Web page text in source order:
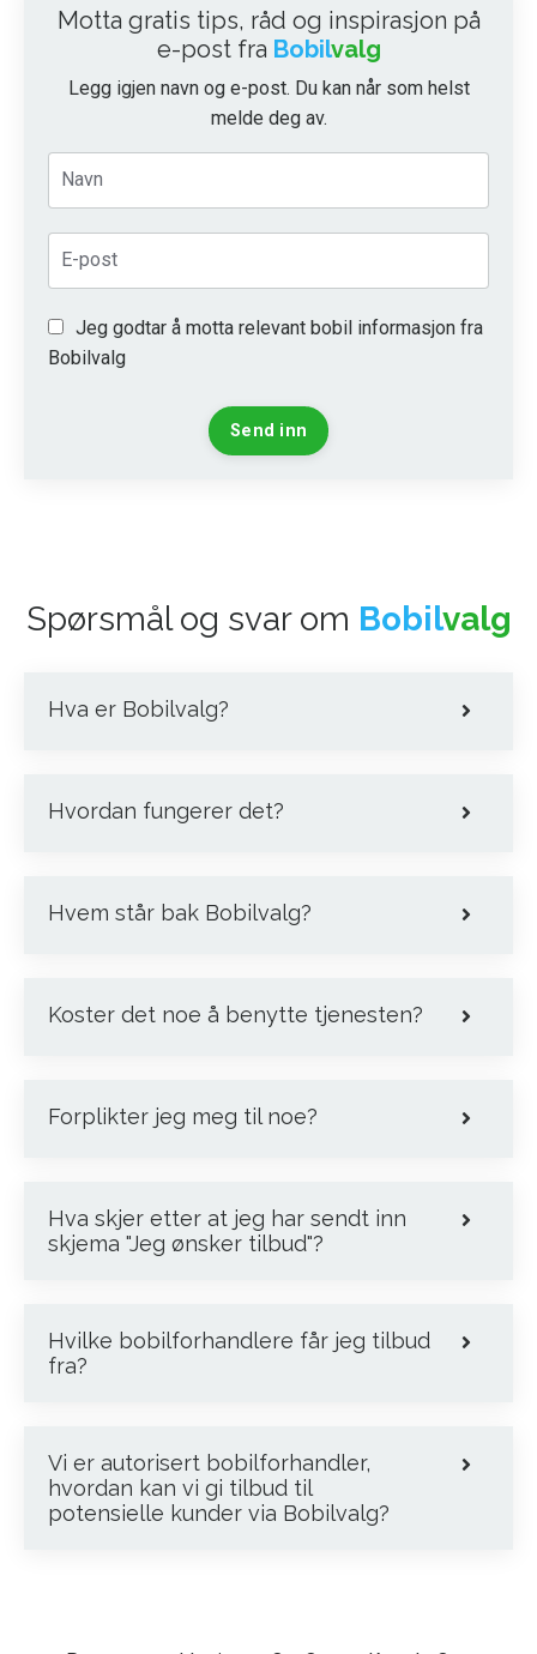
Motta gratis tips, råd og inspirasjon på
e-post fra Bobilvalg
Legg igjen navn og e-post. Du kan når som helst
melde deg av.
Jeg godtar å motta relevant bobil informasjon fra
Bobilvalg
Send inn
Spørsmål og svar om Bobilvalg
Hva er Bobilvalg?
Hvordan fungerer det?
Hvem står bak Bobilvalg?
Koster det noe å benytte tjenesten?
Forplikter jeg meg til noe?
Hva skjer etter at jeg har sendt inn
skjema "Jeg ønsker tilbud"?
Hvilke bobilforhandlere får jeg tilbud
fra?
Vi er autorisert bobilforhandler,
hvordan kan vi gi tilbud til
potensielle kunder via Bobilvalg?